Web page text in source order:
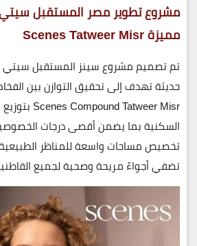
مشروع تطوير مصر المستقبل
مميزةScenes Tatweer Misr
تم تصميم مشروع سينز المستقبل سيتي
حديثة تهدف إلى تحقيق التوازن بين
Scenes Compound Tatweer Misr
السكنية بما يضمن أقصى درجات
تخصيص مساحات واسعة للمناظر
تضفي أجواءً مريحة وصحية لجميع